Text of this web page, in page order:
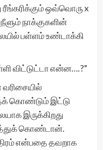
ஒவ்வொரு x
நாக்குகளின்
பள்ளம் உண்டாக்கி
விட்டுட்டா என்ன….?”
கொண்டும் இட்டு
இருக்கிறது
கொண்டான்.
என்பதை தவறாக